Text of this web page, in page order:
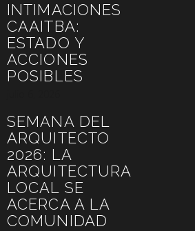
INTIMACIONES
CAAITBA:
ESTADO Y
ACCIONES
POSIBLES
SEMANA DEL
ARQUITECTO
2026: LA
ARQUITECTURA
LOCAL SE
ACERCA A LA
COMUNIDAD